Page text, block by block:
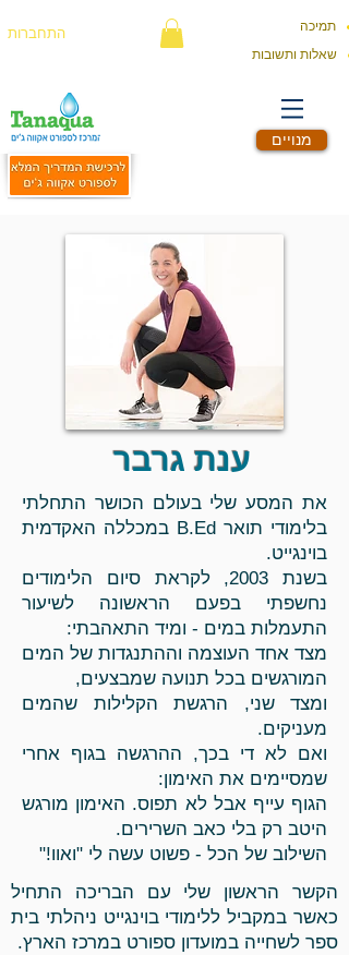
התחברות
שאלות ותשובות
תמיכה
מנויים
ענת גרבר
את המסע שלי בעולם הכושר התחלתי
בלימודי תואר B.Ed במכללה האקדמית
בוינגייט.
בשנת 2003, לקראת סיום הלימודים
נחשפתי בפעם הראשונה לשיעור
התעמלות במים - ומיד התאהבתי:
מצד אחד העוצמה וההתנגדות של המים
המורגשים בכל תנועה שמבצעים,
ומצד שני, הרגשת הקלילות שהמים
מעניקים.
ואם לא די בכך, ההרגשה בגוף אחרי
שמסיימים את האימון:
הגוף עייף אבל לא תפוס. האימון מורגש
היטב רק בלי כאב השרירים.
השילוב של הכל - פשוט עשה לי "ואוו!"
הקשר הראשון שלי עם הבריכה התחיל
כאשר במקביל ללימודי בוינגייט ניהלתי בית
ספר לשחייה במועדון ספורט במרכז הארץ.